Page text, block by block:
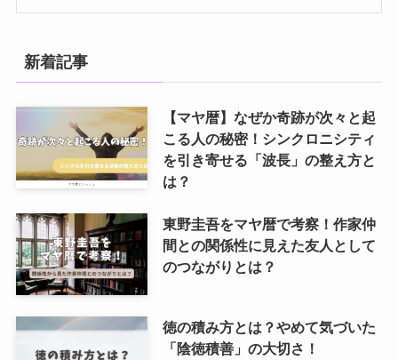
新着記事
【マヤ暦】なぜか奇跡が次々と起
こる人の秘密！シンクロニシティ
を引き寄せる「波長」の整え方と
は？
東野圭吾をマヤ暦で考察！作家仲
間との関係性に見えた友人として
のつながりとは？
徳の積み方とは？やめて気づいた
「陰徳積善」の大切さ！